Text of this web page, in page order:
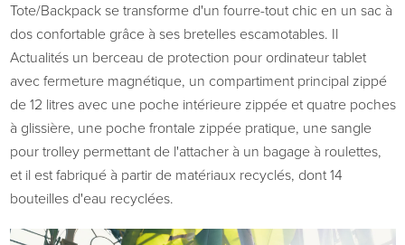
Tote/Backpack se transforme d'un fourre-tout chic en un sac à
dos confortable grâce à ses bretelles escamotables. Il
Actualités un berceau de protection pour ordinateur tablet
avec fermeture magnétique, un compartiment principal zippé
de 12 litres avec une poche intérieure zippée et quatre poches
à glissière, une poche frontale zippée pratique, une sangle
pour trolley permettant de l'attacher à un bagage à roulettes,
et il est fabriqué à partir de matériaux recyclés, dont 14
bouteilles d'eau recyclées.